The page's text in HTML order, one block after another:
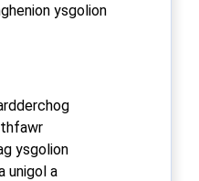
ysgolion
ysgolion
unigol a